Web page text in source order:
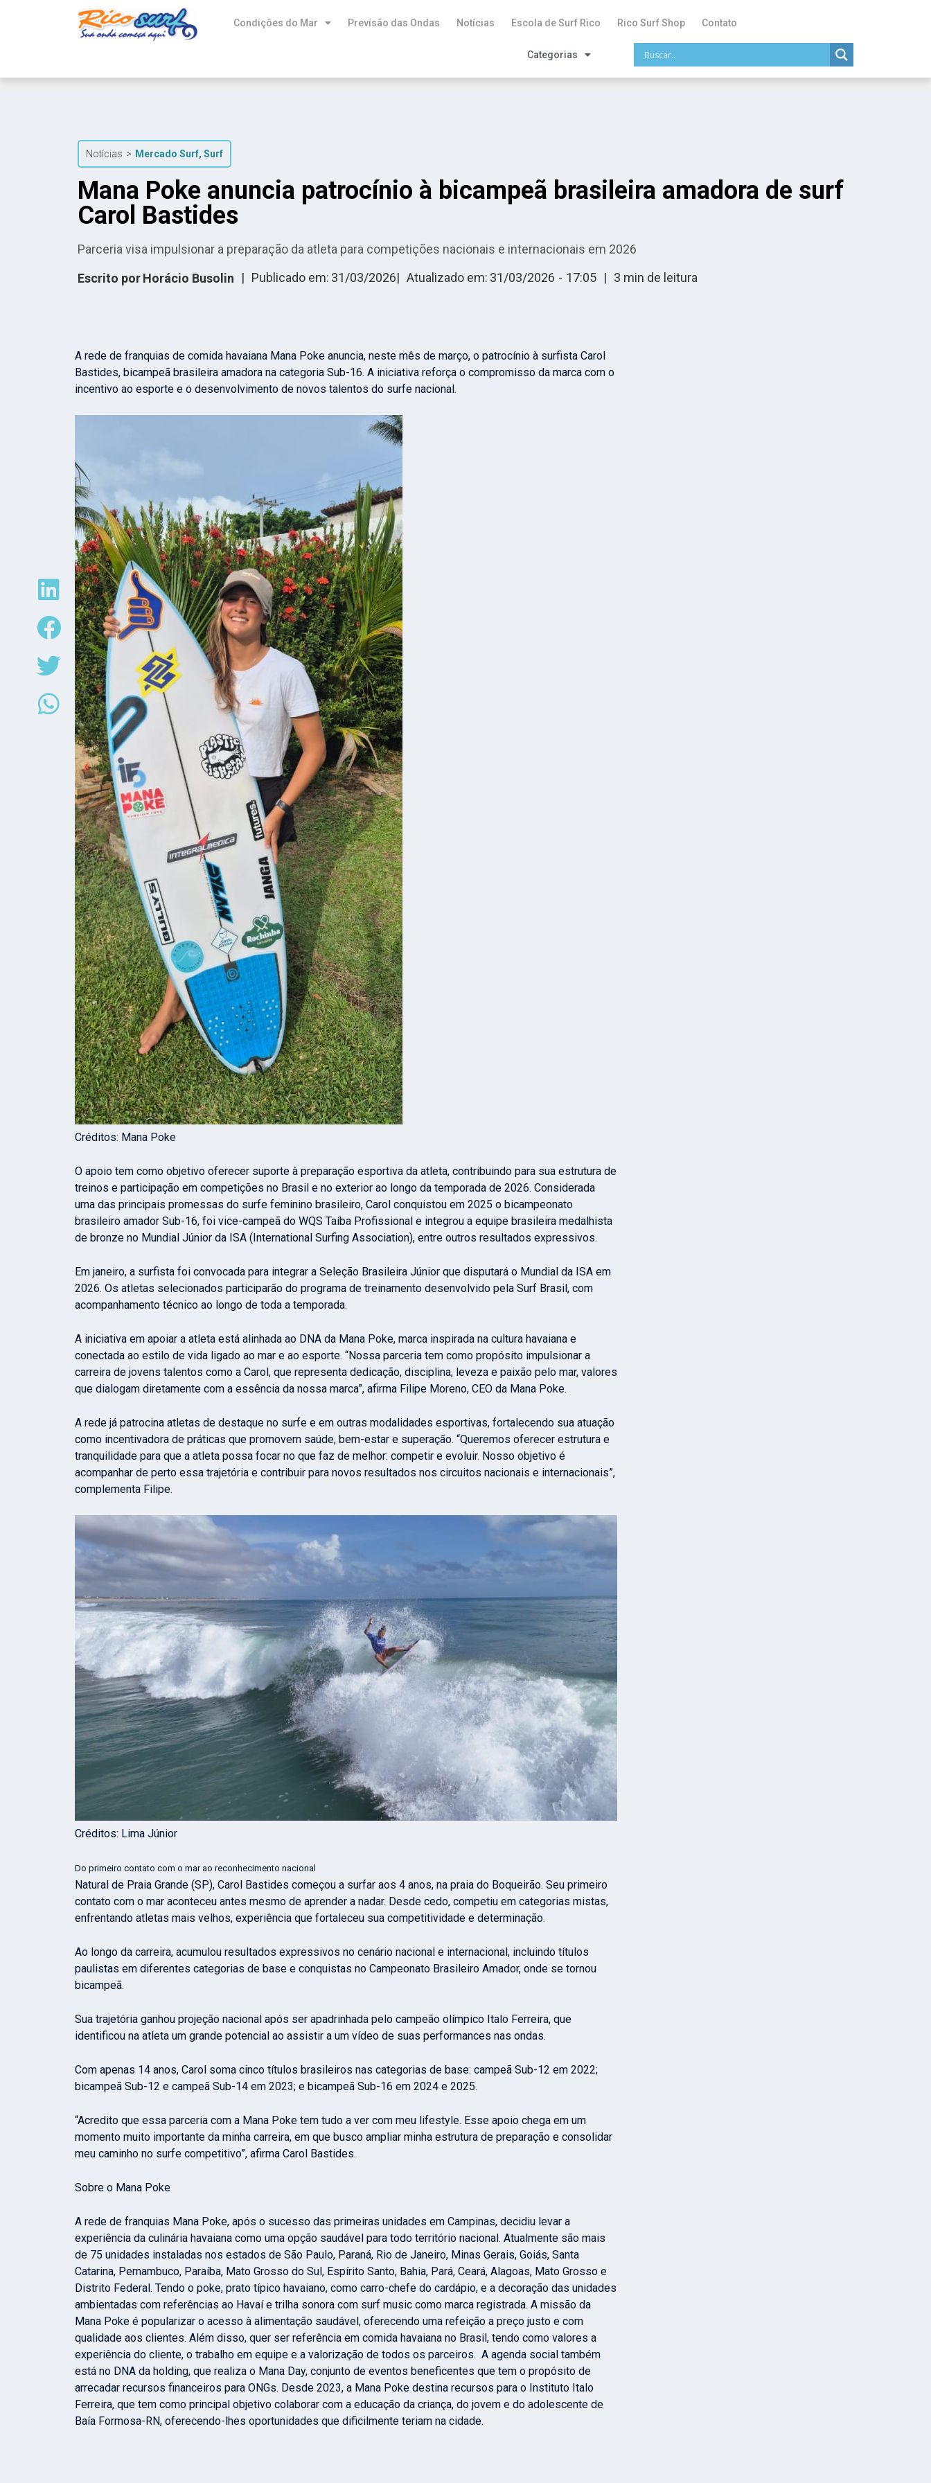
Condições do Mar Previsão das Ondas Notícias Escola de Surf Rico Rico Surf Shop Contato
Categorias
Notícias > Mercado Surf, Surf
Mana Poke anuncia patrocínio à bicampeã brasileira amadora de surf
Carol Bastides
Parceria visa impulsionar a preparação da atleta para competições nacionais e internacionais em 2026
Escrito porHorácio Busolin | Publicado em: 31/03/2026| Atualizado em: 31/03/2026 - 17:05 | 3 min de leitura
A rede de franquias de comida havaiana Mana Poke anuncia, neste mês de março, o patrocínio à surfista Carol
Bastides, bicampeã brasileira amadora na categoria Sub-16. A iniciativa reforça o compromisso da marca com o
incentivo ao esporte e o desenvolvimento de novos talentos do surfe nacional.
Créditos: Mana Poke
O apoio tem como objetivo oferecer suporte à preparação esportiva da atleta, contribuindo para sua estrutura de
treinos e participação em competições no Brasil e no exterior ao longo da temporada de 2026. Considerada
uma das principais promessas do surfe feminino brasileiro, Carol conquistou em 2025 o bicampeonato
brasileiro amador Sub-16, foi vice-campeã do WQS Taíba Profissional e integrou a equipe brasileira medalhista
de bronze no Mundial Júnior da ISA (International Surfing Association), entre outros resultados expressivos.
Em janeiro, a surfista foi convocada para integrar a Seleção Brasileira Júnior que disputará o Mundial da ISA em
2026. Os atletas selecionados participarão do programa de treinamento desenvolvido pela Surf Brasil, com
acompanhamento técnico ao longo de toda a temporada.
A iniciativa em apoiar a atleta está alinhada ao DNA da Mana Poke, marca inspirada na cultura havaiana e
conectada ao estilo de vida ligado ao mar e ao esporte. “Nossa parceria tem como propósito impulsionar a
carreira de jovens talentos como a Carol, que representa dedicação, disciplina, leveza e paixão pelo mar, valores
que dialogam diretamente com a essência da nossa marca”, afirma Filipe Moreno, CEO da Mana Poke.
A rede já patrocina atletas de destaque no surfe e em outras modalidades esportivas, fortalecendo sua atuação
como incentivadora de práticas que promovem saúde, bem-estar e superação. “Queremos oferecer estrutura e
tranquilidade para que a atleta possa focar no que faz de melhor: competir e evoluir. Nosso objetivo é
acompanhar de perto essa trajetória e contribuir para novos resultados nos circuitos nacionais e internacionais”,
complementa Filipe.
Créditos: Lima Júnior
Do primeiro contato com o mar ao reconhecimento nacional
Natural de Praia Grande (SP), Carol Bastides começou a surfar aos 4 anos, na praia do Boqueirão. Seu primeiro
contato com o mar aconteceu antes mesmo de aprender a nadar. Desde cedo, competiu em categorias mistas,
enfrentando atletas mais velhos, experiência que fortaleceu sua competitividade e determinação.
Ao longo da carreira, acumulou resultados expressivos no cenário nacional e internacional, incluindo títulos
paulistas em diferentes categorias de base e conquistas no Campeonato Brasileiro Amador, onde se tornou
bicampeã.
Sua trajetória ganhou projeção nacional após ser apadrinhada pelo campeão olímpico Italo Ferreira, que
identificou na atleta um grande potencial ao assistir a um vídeo de suas performances nas ondas.
Com apenas 14 anos, Carol soma cinco títulos brasileiros nas categorias de base: campeã Sub-12 em 2022;
bicampeã Sub-12 e campeã Sub-14 em 2023; e bicampeã Sub-16 em 2024 e 2025.
“Acredito que essa parceria com a Mana Poke tem tudo a ver com meu lifestyle. Esse apoio chega em um
momento muito importante da minha carreira, em que busco ampliar minha estrutura de preparação e consolidar
meu caminho no surfe competitivo”, afirma Carol Bastides.
Sobre o Mana Poke
A rede de franquias Mana Poke, após o sucesso das primeiras unidades em Campinas, decidiu levar a
experiência da culinária havaiana como uma opção saudável para todo território nacional. Atualmente são mais
de 75 unidades instaladas nos estados de São Paulo, Paraná, Rio de Janeiro, Minas Gerais, Goiás, Santa
Catarina, Pernambuco, Paraíba, Mato Grosso do Sul, Espírito Santo, Bahia, Pará, Ceará, Alagoas, Mato Grosso e
Distrito Federal. Tendo o poke, prato típico havaiano, como carro-chefe do cardápio, e a decoração das unidades
ambientadas com referências ao Havaí e trilha sonora com surf music como marca registrada. A missão da
Mana Poke é popularizar o acesso à alimentação saudável, oferecendo uma refeição a preço justo e com
qualidade aos clientes. Além disso, quer ser referência em comida havaiana no Brasil, tendo como valores a
experiência do cliente, o trabalho em equipe e a valorização de todos os parceiros. A agenda social também
está no DNA da holding, que realiza o Mana Day, conjunto de eventos beneficentes que tem o propósito de
arrecadar recursos financeiros para ONGs. Desde 2023, a Mana Poke destina recursos para o Instituto Italo
Ferreira, que tem como principal objetivo colaborar com a educação da criança, do jovem e do adolescente de
Baía Formosa-RN, oferecendo-lhes oportunidades que dificilmente teriam na cidade.